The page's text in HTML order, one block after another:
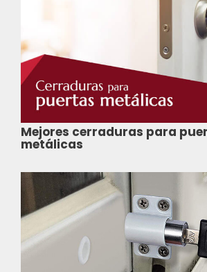
Mejores cerraduras para
metálicas